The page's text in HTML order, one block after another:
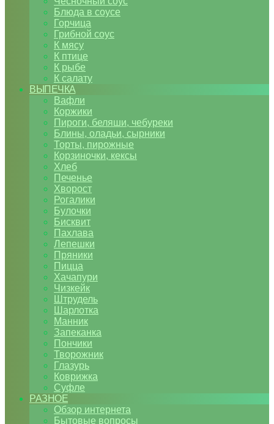
Блюда в соусе
Горчица
Грибной соус
К мясу
К птице
К рыбе
К салату
ВЫПЕЧКА
Вафли
Коржики
Пироги, беляши, чебуреки
Блины, оладьи, сырники
Торты, пирожные
Корзиночки, кексы
Хлеб
Печенье
Хворост
Рогалики
Булочки
Бисквит
Пахлава
Лепешки
Пряники
Пицца
Хачапури
Чизкейк
Штрудель
Шарлотка
Манник
Запеканка
Пончики
Творожник
Глазурь
Коврижка
Суфле
РАЗНОЕ
Обзор интернета
Бытовые вопросы